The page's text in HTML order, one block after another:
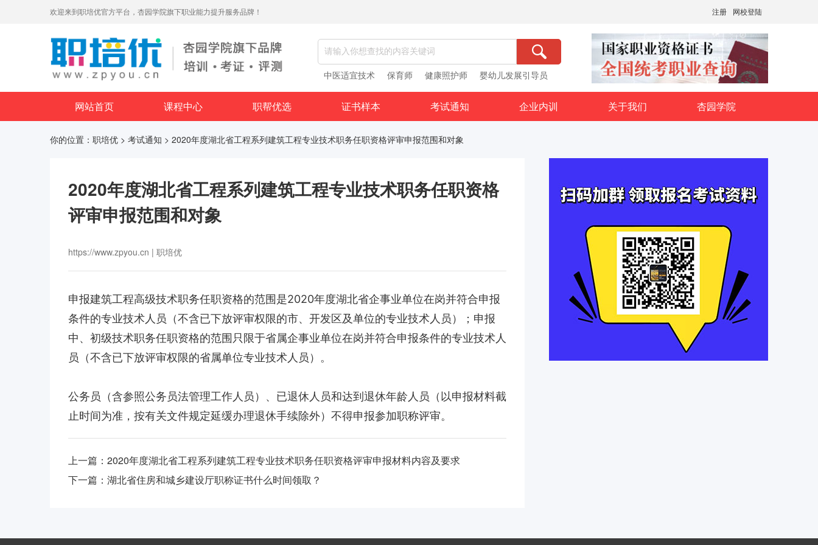
欢迎来到职培优官方平台，杏园学院旗下职业能力提升服务品牌！ 注册 网校登陆
中医适宜技术 保育师 健康照护师 婴幼儿发展引导员
网站首页 课程中心 职帮优选 证书样本 考试通知 企业内训 关于我们 杏园学院
你的位置： 职培优 > 考试通知 > 2020年度湖北省工程系列建筑工程专业技术职务任职资格评审申报范围和对象
2020年度湖北省工程系列建筑工程专业技术职务任职资格
评审申报范围和对象
https://www.zpyou.cn | 职培优
申报建筑工程高级技术职务任职资格的范围是2020年度湖北省企事业单位在岗并符合申报
条件的专业技术人员（不含已下放评审权限的市、开发区及单位的专业技术人员）；申报
中、初级技术职务任职资格的范围只限于省属企事业单位在岗并符合申报条件的专业技术人
员（不含已下放评审权限的省属单位专业技术人员）。
公务员（含参照公务员法管理工作人员）、已退休人员和达到退休年龄人员（以申报材料截
止时间为准，按有关文件规定延缓办理退休手续除外）不得申报参加职称评审。
上一篇： 2020年度湖北省工程系列建筑工程专业技术职务任职资格评审申报材料内容及要求
下一篇： 湖北省住房和城乡建设厅职称证书什么时间领取？